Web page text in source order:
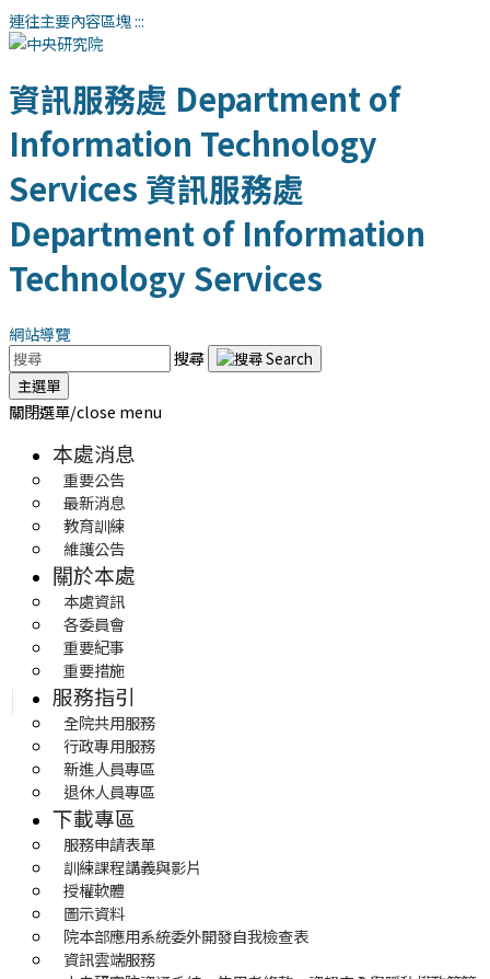
連往主要內容區塊:::
資訊服務處 Department of
Information Technology
Services 資訊服務處
Department of Information
Technology Services
網站導覽
搜尋
主選單
關閉選單/close menu
本處消息
重要公告
最新消息
教育訓練
維護公告
關於本處
本處資訊
各委員會
重要紀事
重要措施
服務指引
全院共用服務
行政專用服務
新進人員專區
退休人員專區
下載專區
服務申請表單
訓練課程講義與影片
授權軟體
圖示資料
院本部應用系統委外開發自我檢查表
資訊雲端服務